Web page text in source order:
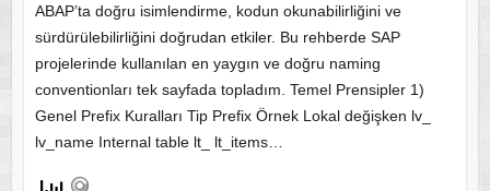
ABAP’ta doğru isimlendirme, kodun okunabilirliğini ve
sürdürülebilirliğini doğrudan etkiler. Bu rehberde SAP
projelerinde kullanılan en yaygın ve doğru naming
conventionları tek sayfada topladım. Temel Prensipler 1)
Genel Prefix Kuralları Tip Prefix Örnek Lokal değişken lv_
lv_name Internal table lt_ lt_items…